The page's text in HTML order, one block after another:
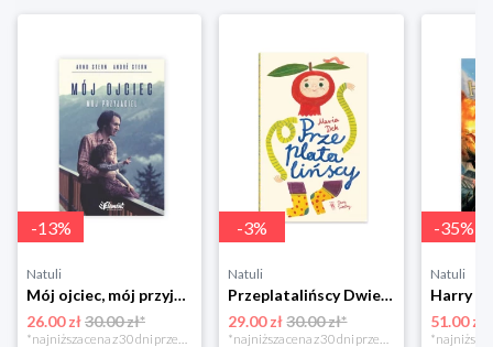
-13%
Natuli
Mój ojciec, mój przyjaciel Element
26.00 zł30.00 zł*
*najniższa cena z 30 dni przed obniżką
-3%
Natuli
Przeplatalińscy Dwie siostry
29.00 zł 30.00 zł*
*najniższa cena z 30 dni przed obniżką
-35%
Natuli
51.00 zł